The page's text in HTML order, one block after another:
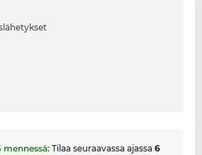
mennessä: Tilaa seuraavassa ajassa6